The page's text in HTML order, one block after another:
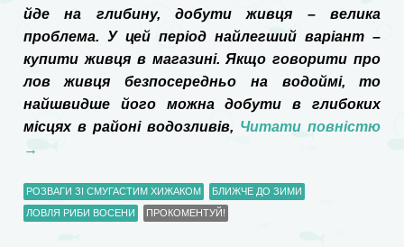
йде на глибину, добути живця – велика
проблема. У цей період найлегший варіант –
купити живця в магазині. Якщо говорити про
лов живця безпосередньо на водоймі, то
найшвидше його можна добути в глибоких
місцях в районі водозливів, Читати повністю
→
РОЗВАГИ ЗІ СМУГАСТИМ ХИЖАКОМ
БЛИЖЧЕ ДО ЗИМИ
ЛОВЛЯ РИБИ ВОСЕНИ
ПРОКОМЕНТУЙ!